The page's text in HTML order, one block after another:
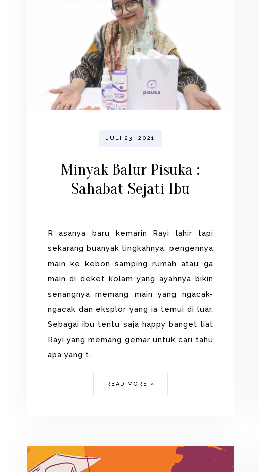
JULI 23, 2021
Minyak Balur Pisuka :
Sahabat Sejati Ibu
R asanya baru kemarin Rayi lahir tapi
sekarang buanyak tingkahnya, pengennya
main ke kebon samping rumah atau ga
main di deket kolam yang ayahnya bikin
senangnya memang main yang ngacak-
ngacak dan eksplor yang ia temui di luar.
Sebagai ibu tentu saja happy banget liat
Rayi yang memang gemar untuk cari tahu
apa yang t…
READ MORE »